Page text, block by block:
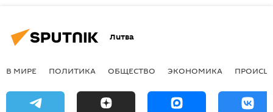
Литва
В МИРЕ ПОЛИТИКА ОБЩЕСТВО ЭКОНОМИКА